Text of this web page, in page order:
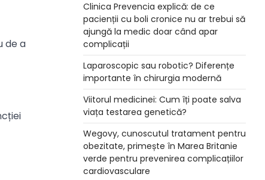
de a
Clinica Prevencia explică: de ce
pacienții cu boli cronice nu ar trebui să
ajungă la medic doar când apar
complicații
Laparoscopic sau robotic? Diferențe
importante în chirurgia modernă
Viitorul medicinei: Cum îți poate salva
viața testarea genetică?
Wegovy, cunoscutul tratament pentru
obezitate, primește în Marea Britanie
verde pentru prevenirea complicațiilor
cardiovasculare